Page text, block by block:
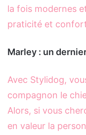
la fois modernes
praticité et
Marley : un
Avec Stylidog,
compagnon le
Alors, si vous
en valeur la